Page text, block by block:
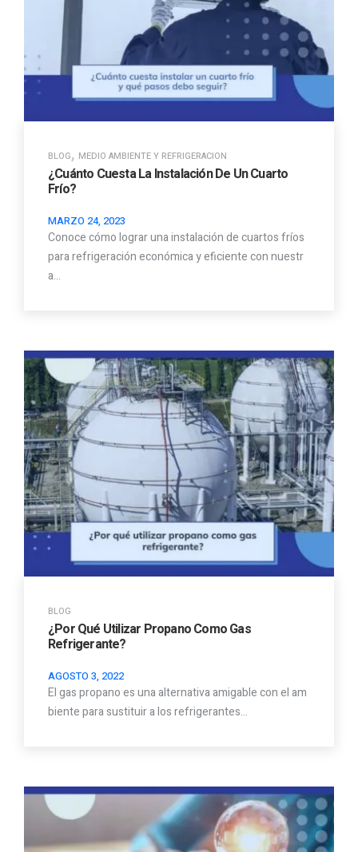
BLOG, MEDIO AMBIENTE Y REFRIGERACION
¿Cuánto Cuesta La Instalación De Un Cuarto
Frío?
MARZO 24, 2023
Conoce cómo lograr una instalación de cuartos fríos
para refrigeración económica y eficiente con nuestr
a…
BLOG
¿Por Qué Utilizar Propano Como Gas
Refrigerante?
AGOSTO 3, 2022
El gas propano es una alternativa amigable con el am
biente para sustituir a los refrigerantes…